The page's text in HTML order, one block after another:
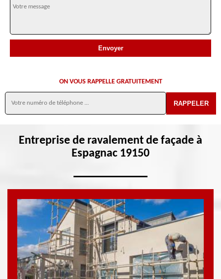
ON VOUS RAPPELLE GRATUITEMENT
Entreprise de ravalement de façade à
Espagnac 19150